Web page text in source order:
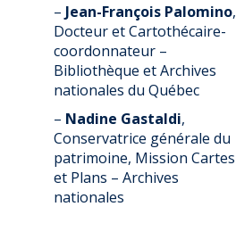
– Jean-François Palomino,
Docteur et Cartothécaire-
coordonnateur –
Bibliothèque et Archives
nationales du Québec
– Nadine Gastaldi,
Conservatrice générale du
patrimoine, Mission Cartes
et Plans – Archives
nationales